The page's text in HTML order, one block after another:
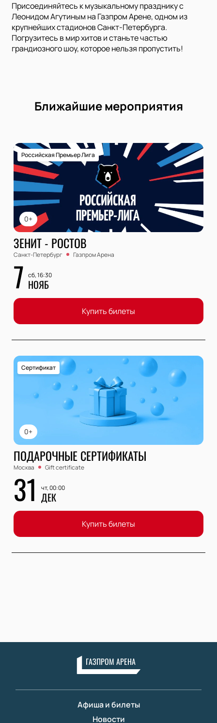
Присоединяйтесь к музыкальному празднику с
Леонидом Агутиным на Газпром Арене, одном из
крупнейших стадионов Санкт-Петербурга.
Погрузитесь в мир хитов и станьте частью
грандиозного шоу, которое нельзя пропустить!
Ближайшие мероприятия
0+
Российская Премьер Лига
ЗЕНИТ - РОСТОВ
Санкт-Петербург Газпром Арена
7 сб, 16:30
НОЯБ
Купить билеты
0+
Сертификат
ПОДАРОЧНЫЕ СЕРТИФИКАТЫ
Москва Gift certificate
31 чт, 00:00
ДЕК
Купить билеты
ГАЗПРОМ АРЕНА
Афиша и билеты
Новости